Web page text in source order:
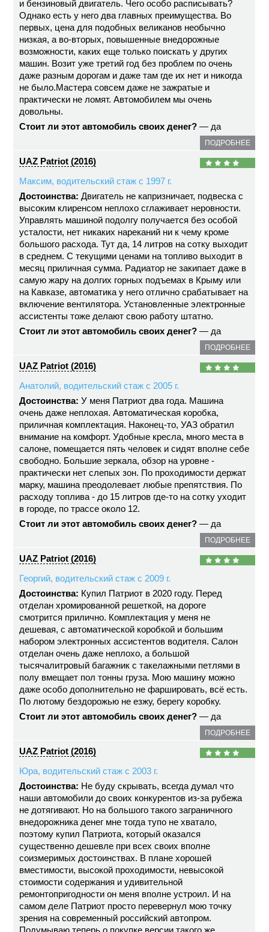
и бензиновый двигатель. Чего особо расписывать?
Однако есть у него два главных преимущества. Во
первых, цена для подобных великанов необычно
низкая, а во-вторых, повышенные внедорожные
возможности, каких еще только поискать у других
машин. Возит уже третий год без проблем по очень
даже разным дорогам и даже там где их нет и никогда
не было.Мастера совсем даже не зажратые и
практически не ломят. Автомобилем мы очень
довольны.
Стоит ли этот автомобиль своих денег? — да
ПОДРОБНЕЕ
UAZ Patriot (2016)
Максим, водительский стаж с 1997 г.
Достоинства: Двигатель не капризничает, подвеска с
высоким клиренсом неплохо сглаживает неровности.
Управлять машиной подолгу получается без особой
усталости, нет никаких нареканий ни к чему кроме
большого расхода. Тут да, 14 литров на сотку выходит
в среднем. С текущими ценами на топливо выходит в
месяц приличная сумма. Радиатор не закипает даже в
самую жару на долгих горных подъемах в Крыму или
на Кавказе, автоматика у него отлично срабатывает на
включение вентилятора. Установленные электронные
ассистенты тоже делают свою работу штатно.
Стоит ли этот автомобиль своих денег? — да
ПОДРОБНЕЕ
UAZ Patriot (2016)
Анатолий, водительский стаж с 2005 г.
Достоинства: У меня Патриот два года. Машина
очень даже неплохая. Автоматическая коробка,
приличная комплектация. Наконец-то, УАЗ обратил
внимание на комфорт. Удобные кресла, много места в
салоне, помещается пять человек и сидят вполне себе
свободно. Большие зеркала, обзор на уровне -
практически нет слепых зон. По проходимости держат
марку, машина преодолевает любые препятствия. По
расходу топлива - до 15 литров где-то на сотку уходит
в городе, по трассе около 12.
Стоит ли этот автомобиль своих денег? — да
ПОДРОБНЕЕ
UAZ Patriot (2016)
Георгий, водительский стаж с 2009 г.
Достоинства: Купил Патриот в 2020 году. Перед
отделан хромированной решеткой, на дороге
смотрится прилично. Комплектация у меня не
дешевая, с автоматической коробкой и большим
набором электронных ассистентов водителя. Салон
отделан очень даже неплохо, а большой
тысячалитровый багажник с такелажными петлями в
полу вмещает пол тонны груза. Мою машину можно
даже особо дополнительно не фаршировать, всё есть.
По лютому бездорожью не езжу, берегу коробку.
Стоит ли этот автомобиль своих денег? — да
ПОДРОБНЕЕ
UAZ Patriot (2016)
Юра, водительский стаж с 2003 г.
Достоинства: Не буду скрывать, всегда думал что
наши автомобили до своих конкурентов из-за рубежа
не дотягивают. Но на большого такого заграничного
внедорожника денег мне тогда тупо не хватало,
поэтому купил Патриота, который оказался
существенно дешевле при всех своих вполне
соизмеримых достоинствах. В плане хорошей
вместимости, высокой проходимости, невысокой
стоимости содержания и удивительной
ремонтопригодности он меня вполне устроил. И на
самом деле Патриот просто перевернул мою точку
зрения на современный российский автопром.
Подумываю теперь о покупке версии такого же